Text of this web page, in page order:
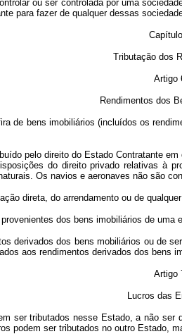
ou ser controlada por uma
para fazer de qualquer dessas
Tributação dos
Artigo
Rendimentos dos
bens imobiliários (incluídos os
pelo direito do Estado Contratante
do direito privado relativas à
Os navios e aeronaves não são
direta, do arrendamento ou de qualquer
dos bens imobiliários de uma
dos bens mobiliários ou de
aos rendimentos derivados dos bens
Artigo
Lucros das
tributados nesse Estado, a não ser
podem ser tributados no outro Estado,